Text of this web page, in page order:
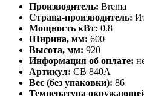
Производитель: Brema
Страна-производитель:
Мощность кВт: 0.8
Ширина, мм: 600
Высота, мм: 920
Информация об оплате:
Артикул: CВ 840A
Вес (без упаковки): 86
Температура